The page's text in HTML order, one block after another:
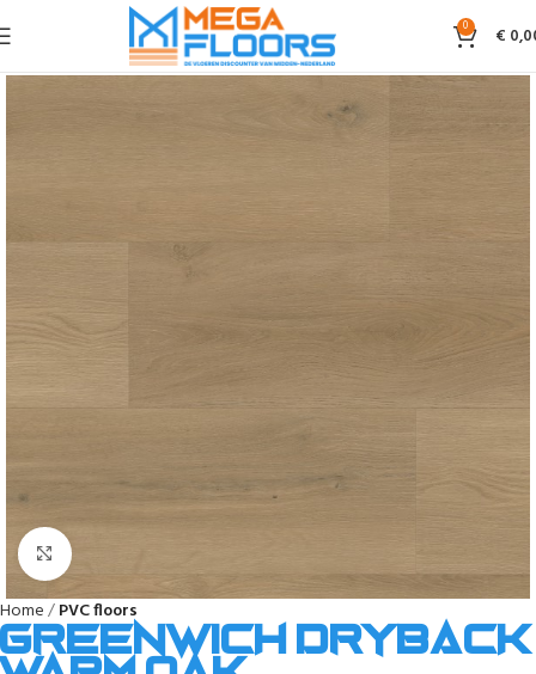
0 €
Home PVC floors
Greenwich dryback
Click to enlarge